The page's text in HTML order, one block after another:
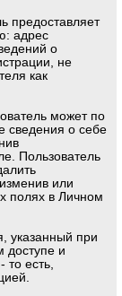
предоставляет
адрес
о
не
как
может по
сведения о себе
Пользователь
или
полях в Личном
указанный при
доступе и
есть,